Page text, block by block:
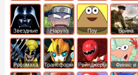
Звездные
войны
Наруто Поу Война
Росомаха ТрансформерыРейнджеры
Самураи
Финис и
Ферб